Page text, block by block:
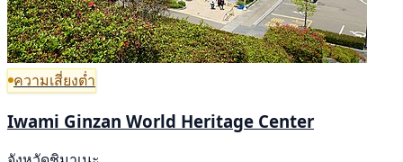
ความเสี่ยงต่ำ
Iwami Ginzan World Heritage Center